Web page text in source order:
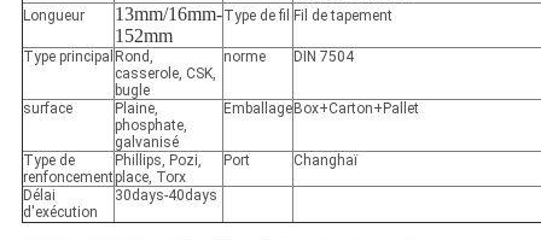
Longueur
13mm/16mm-
152mm
Type de fil Fil de tapement
Type principal Rond,
casserole, CSK,
bugle
norme DIN 7504
surface
Plaine,
phosphate,
galvanisé
Emballage Box+Carton+Pallet
Type de
renfoncement
Phillips, Pozi,
place, Torx
Port Changhaï
Délai
d'exécution
30days-40days